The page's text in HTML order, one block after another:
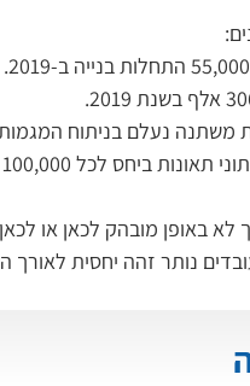
משתנה נעלם בניתוח
לכל 100,000 מועסקים.
כי קיימת תנודתיות לאורך השנים 2010-2019, אך לא
זהה יחסית לאורך השנים